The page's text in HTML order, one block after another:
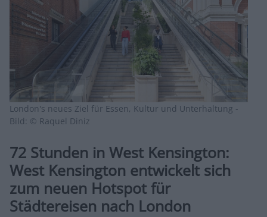
London's neues Ziel für Essen, Kultur und Unterhaltung -
Bild: © Raquel Diniz
72 Stunden in West Kensington:
West Kensington entwickelt sich
zum neuen Hotspot für
Städtereisen nach London